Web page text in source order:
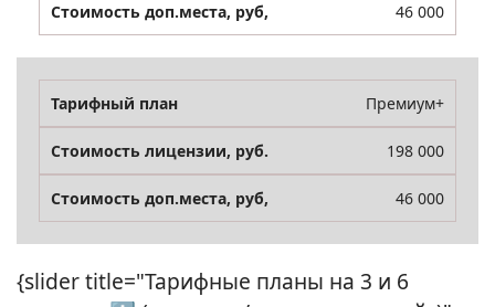
46 000
Премиум+
198 000
46 000
{slider title="Тарифные планы на 3 и 6